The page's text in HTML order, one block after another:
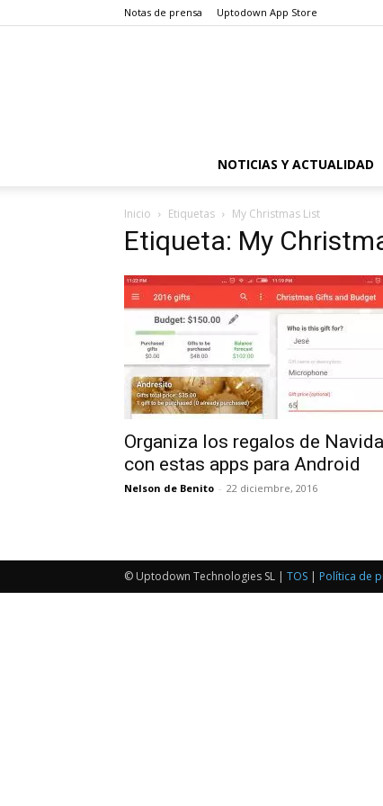
Notas de prensa Uptodown App Store
NOTICIAS Y ACTUALIDAD
Inicio Etiquetas My Christmas List
Etiqueta: My
Organiza los regalos de
con estas apps para Android
Nelson de Benito - 22 diciembre, 2016
© Uptodown Technologies SL | TOS | Política de